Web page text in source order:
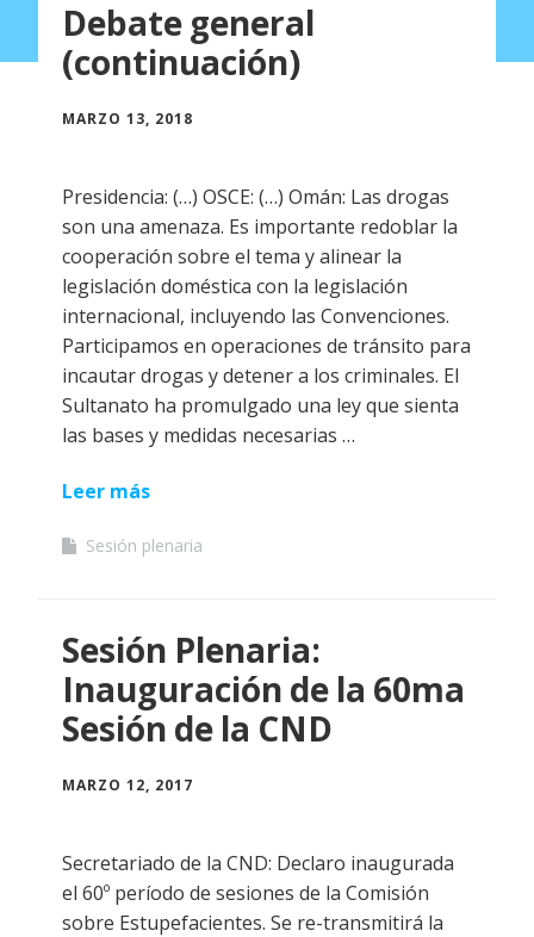
Debate general
(continuación)
MARZO 13, 2018
Presidencia: (…) OSCE: (…) Omán: Las drogas
son una amenaza. Es importante redoblar la
cooperación sobre el tema y alinear la
legislación doméstica con la legislación
internacional, incluyendo las Convenciones.
Participamos en operaciones de tránsito para
incautar drogas y detener a los criminales. El
Sultanato ha promulgado una ley que sienta
las bases y medidas necesarias …
Leer más
Sesión plenaria
Sesión Plenaria:
Inauguración de la 60ma
Sesión de la CND
MARZO 12, 2017
Secretariado de la CND: Declaro inaugurada
el 60º período de sesiones de la Comisión
sobre Estupefacientes. Se re-transmitirá la